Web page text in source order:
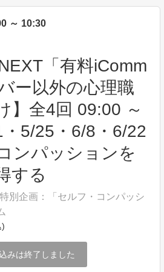
～ 10:30
「有料iComm
ー以外の心理職
】全4回 09:00 ～
5/25・6/8・6/22
ンパッションを
する
別企画：「セルフ・コンパッシ
)
みは終了しました